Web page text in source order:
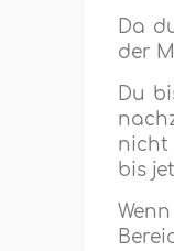
Da
der
Du
nicht
bis